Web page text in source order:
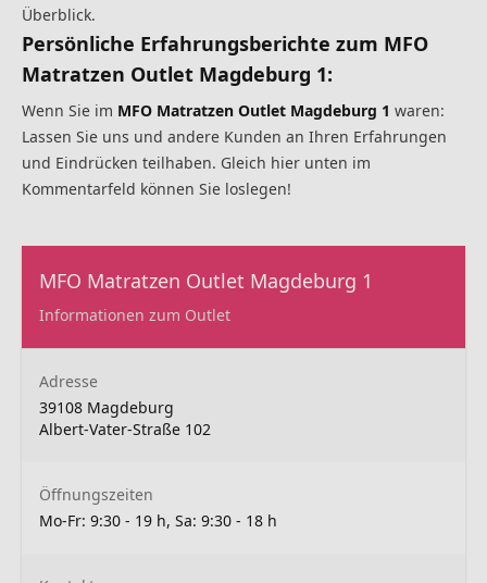
Überblick.
Persönliche Erfahrungsberichte zum MFO
Matratzen Outlet Magdeburg 1:
Wenn Sie im MFO Matratzen Outlet Magdeburg 1 waren:
Lassen Sie uns und andere Kunden an Ihren Erfahrungen
und Eindrücken teilhaben. Gleich hier unten im
Kommentarfeld können Sie loslegen!
MFO Matratzen Outlet Magdeburg 1
Informationen zum Outlet
Adresse
39108 Magdeburg
Albert-Vater-Straße 102
Öffnungszeiten
Mo-Fr: 9:30 - 19 h, Sa: 9:30 - 18 h